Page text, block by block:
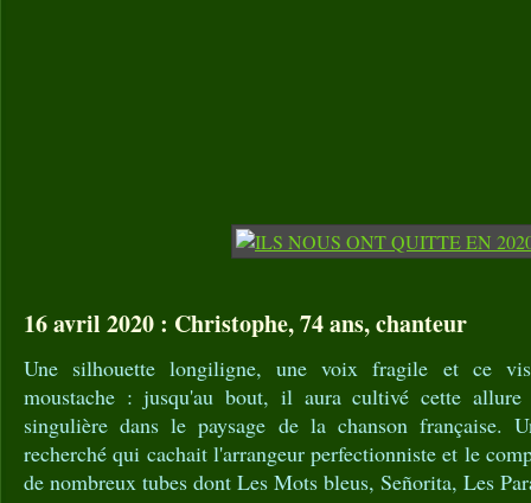
16 avril 2020 : Christophe, 74 ans, chanteur
Une silhouette longiligne, une voix fragile et ce
moustache : jusqu'au bout, il aura cultivé cette
singulière dans le paysage de la chanson française.
recherché qui cachait l'arrangeur perfectionniste et le
de nombreux tubes dont Les Mots bleus, Señorita, Les